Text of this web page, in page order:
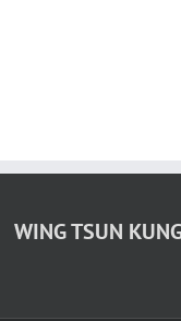
WING TSUN